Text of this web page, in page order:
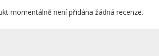
momentálně není přidána žádná recenze.